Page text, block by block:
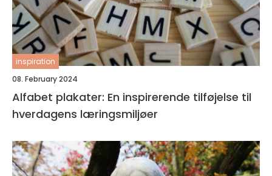
inspiration
08. February 2024
Alfabet plakater: En inspirerende tilføjelse til
hverdagens læringsmiljøer